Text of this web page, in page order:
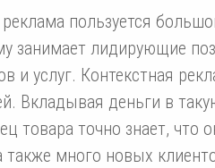
пользуется
занимает лидирующие
и услуг. Контекстная
Вкладывая деньги в
товара точно знает, что
также много новых